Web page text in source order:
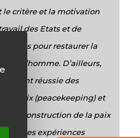
le critère et la motivation
des Etats et de
Unies pour restaurer la
de l’homme. D’ailleurs,
réussie des
la paix (peacekeeping) et
de construction de la paix
des expériences